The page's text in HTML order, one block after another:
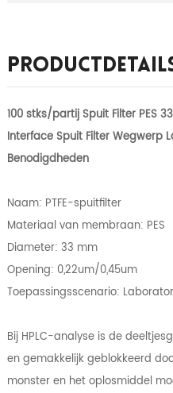
100 stks/partij Spuit Filter PES
Interface Spuit Filter Wegwerp
Benodigdheden
Naam: PTFE-spuitfilter
Materiaal van membraan: PES
Diameter: 33 mm
Opening: 0,22um/0,45um
Toepassingsscenario:
Bij HPLC-analyse is de
en gemakkelijk geblokkeerd
monster en het oplosmiddel